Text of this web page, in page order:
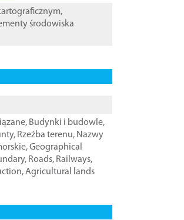
środowiska
, Budynki i budowle,
, Rzeźba terenu, Nazwy
,Geographical
, Roads, Railways,
,Agricultural lands